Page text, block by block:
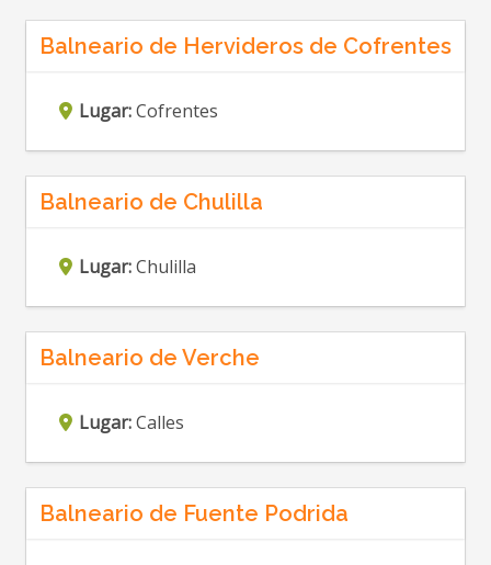
Balneario de Hervideros de Cofrentes
Lugar:Cofrentes
Balneario de Chulilla
Lugar:Chulilla
Balneario de Verche
Lugar:Calles
Balneario de Fuente Podrida